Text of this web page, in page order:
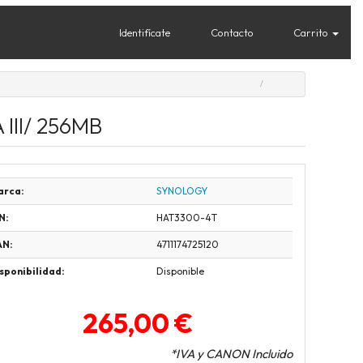
Identifícate Contacto Carrito
III/ 256MB
SYNOLOGY
HAT3300-4T
4711174725120
Disponible
265,00 €
*IVA y CANON Incluido